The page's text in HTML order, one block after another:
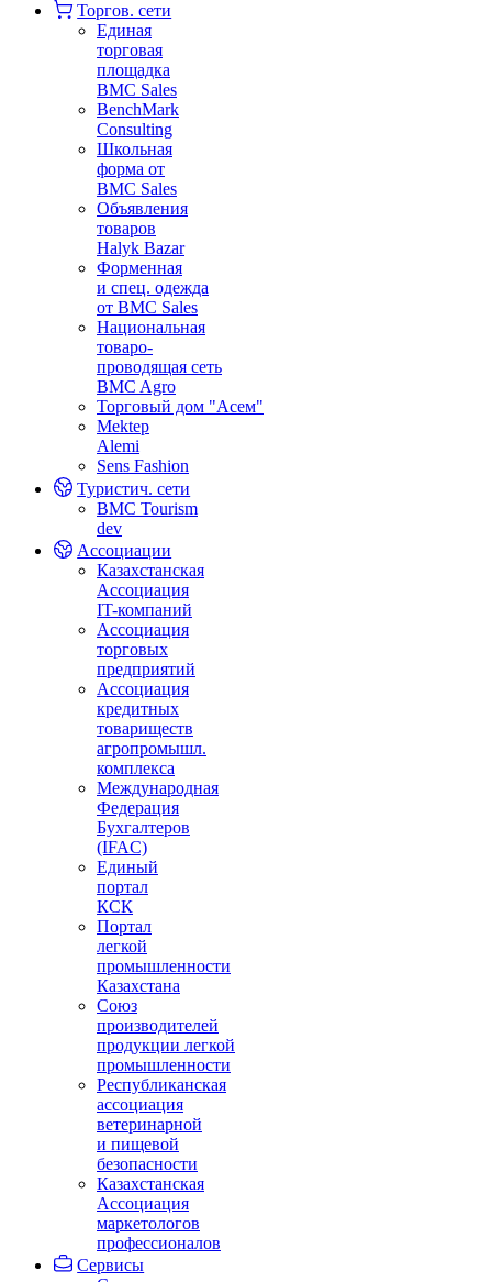
Торгов. сети
Единая
торговая
площадка
BMC Sales
BenchMark
Consulting
Школьная
форма от
BMC Sales
Объявления
товаров
Halyk Bazar
Форменная
и спец. одежда
от BMC Sales
Национальная
товаро-
проводящая сеть
BMC Agro
Торговый дом "Асем"
Mektep
Alemi
Sens Fashion
Туристич. сети
BMC Tourism
dev
Ассоциации
Казахстанская
Ассоциация
IT-компаний
Ассоциация
торговых
предприятий
Ассоциация
кредитных
товариществ
агропромышл.
комплекса
Международная
Федерация
Бухгалтеров
(IFAC)
Единый
портал
КСК
Портал
легкой
промышленности
Казахстана
Союз
производителей
продукции легкой
промышленности
Республиканская
ассоциация
ветеринарной
и пищевой
безопасности
Казахстанская
Ассоциация
маркетологов
профессионалов
Сервисы